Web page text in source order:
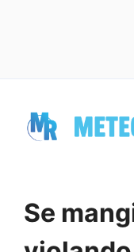
contenuto
Se